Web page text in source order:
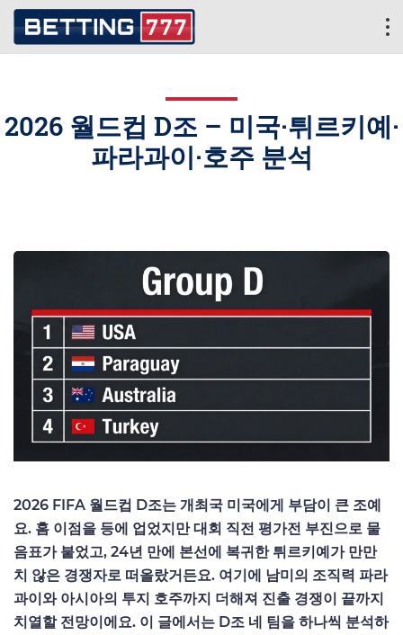
2026 월드컵 D조 – 미국·튀르키예·
파라과이·호주 분석
2026 FIFA 월드컵 D조는 개최국 미국에게 부담이 큰 조예
요. 홈 이점을 등에 업었지만 대회 직전 평가전 부진으로 물
음표가 붙었고, 24년 만에 본선에 복귀한 튀르키예가 만만
치 않은 경쟁자로 떠올랐거든요. 여기에 남미의 조직력 파라
과이와 아시아의 투지 호주까지 더해져 진출 경쟁이 끝까지
치열할 전망이에요. 이 글에서는 D조 네 팀을 하나씩 분석하